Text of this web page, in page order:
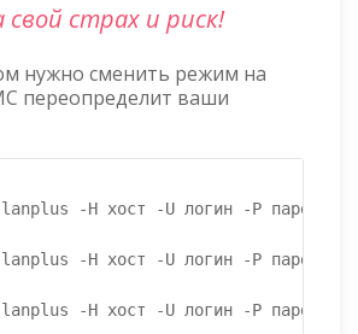
страх и риск!
нужно сменить режим на
переопределит ваши
-H хост -U логин -P пароль
-H хост -U логин -P пароль raw
-H хост -U логин -P пароль raw